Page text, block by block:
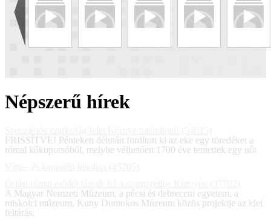
Népszerű hírek
FRISSÍTVE! Pénteken délután fordított ki az eke egy töredéket a
római kőkoporsóból, melybe vélhetően 1700 éve temettek egy nőt
A Magyar Nemzeti Múzeum, a pécsi és debreceni egyetem, a
miskolci múzeum, Kuny Domokos Múzeum közös projektje az idei
feltárás.